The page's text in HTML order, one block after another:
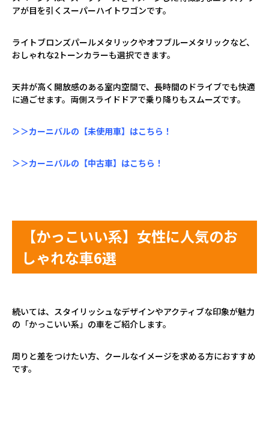
アが目を引くスーパーハイトワゴンです。
ライトブロンズパールメタリックやオフブルーメタリックなど、
おしゃれな2 トーンカラーも選択できます。
天井が高く開放感のある室内空間で、長時間のドライブでも快適
に過ごせます。両側スライドドアで乗り降りもスムーズです。
＞＞カーニバルの【未使用車】はこちら！
＞＞カーニバルの【中古車】はこちら！
【かっこいい系】女性に人気のお
しゃれな車6選
続いては、スタイリッシュなデザインやアクティブな印象が魅力
の「かっこいい系」の車をご紹介します。
周りと差をつけたい方、クールなイメージを求める方におすすめ
です。